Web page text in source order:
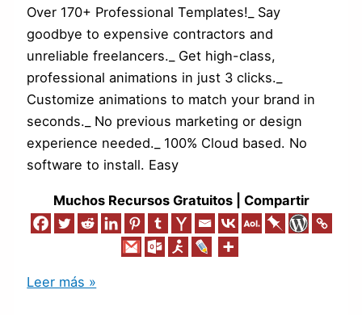
Over 170+ Professional Templates!_ Say
goodbye to expensive contractors and
unreliable freelancers._ Get high-class,
professional animations in just 3 clicks._
Customize animations to match your brand in
seconds._ No previous marketing or design
experience needed._ 100% Cloud based. No
software to install. Easy
Muchos Recursos Gratuitos | Compartir
Leer más »